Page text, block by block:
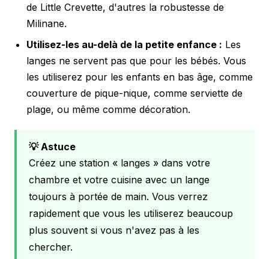
de Little Crevette, d'autres la robustesse de
Milinane.
Utilisez-les au-delà de la petite enfance : Les
langes ne servent pas que pour les bébés. Vous
les utiliserez pour les enfants en bas âge, comme
couverture de pique-nique, comme serviette de
plage, ou même comme décoration.
💡 Astuce
Créez une station « langes » dans votre
chambre et votre cuisine avec un lange
toujours à portée de main. Vous verrez
rapidement que vous les utiliserez beaucoup
plus souvent si vous n'avez pas à les
chercher.